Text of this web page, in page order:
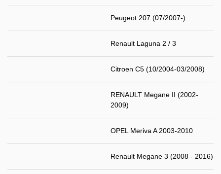
Peugeot 207 (07/2007-)
Renault Laguna 2 / 3
Citroen C5 (10/2004-03/2008)
RENAULT Megane II (2002-
2009)
OPEL Meriva A 2003-2010
Renault Megane 3 (2008 - 2016)